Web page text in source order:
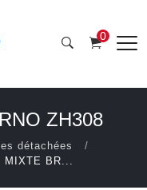
0
ZH308
détachées
MIXTE BR...